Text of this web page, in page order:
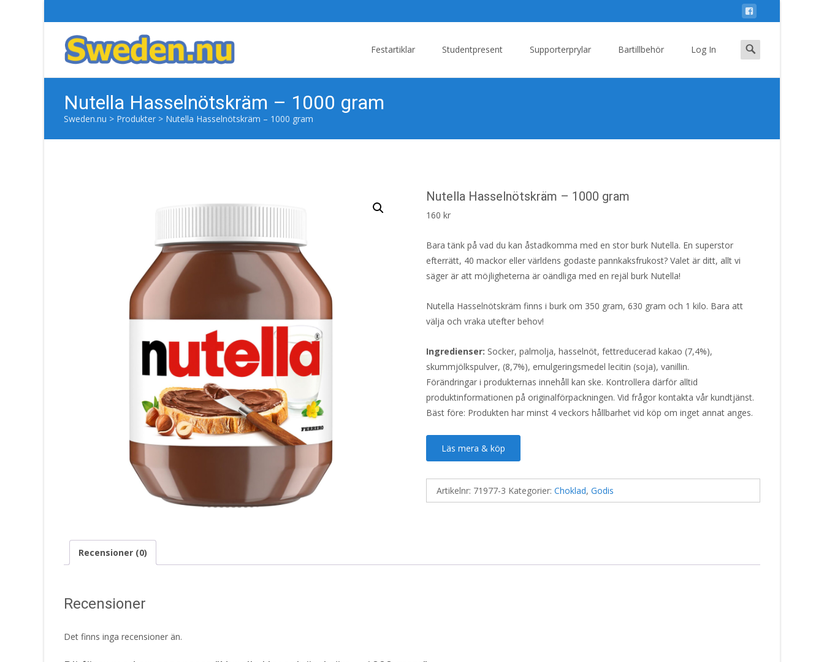
Festartiklar Studentpresent Supporterprylar Bartillbehör Log In
Search
for:
Nutella Hasselnötskräm – 1000 gram
Sweden.nu > Produkter > Nutella Hasselnötskräm – 1000 gram
Nutella Hasselnötskräm – 1000 gram
160 kr
Bara tänk på vad du kan åstadkomma med en stor burk Nutella. En superstor
efterrätt, 40 mackor eller världens godaste pannkaksfrukost? Valet är ditt, allt vi
säger är att möjligheterna är oändliga med en rejäl burk Nutella!
Nutella Hasselnötskräm finns i burk om 350 gram, 630 gram och 1 kilo. Bara att
välja och vraka utefter behov!
Ingredienser: Socker, palmolja, hasselnöt, fettreducerad kakao (7,4%),
skummjölkspulver, (8,7%), emulgeringsmedel lecitin (soja), vanillin.
Förändringar i produkternas innehåll kan ske. Kontrollera därför alltid
produktinformationen på originalförpackningen. Vid frågor kontakta vår kundtjänst.
Bäst före: Produkten har minst 4 veckors hållbarhet vid köp om inget annat anges.
Läs mera & köp
Artikelnr: 71977-3 Kategorier: Choklad, Godis
Recensioner (0)
Recensioner
Det finns inga recensioner än.